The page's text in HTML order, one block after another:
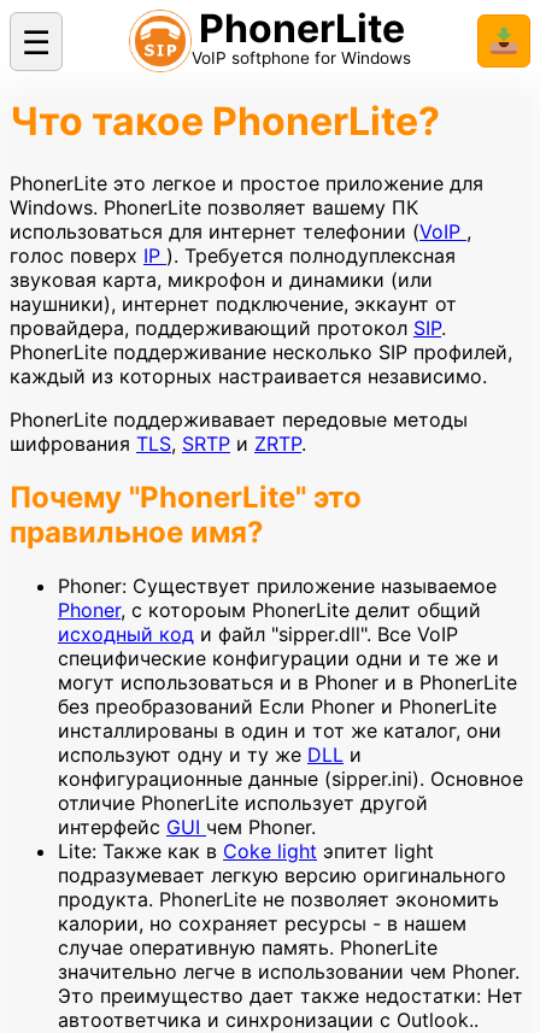
☰ PhonerLite
VoIP softphone for Windows
📥
Что такое PhonerLite?
PhonerLite это легкое и простое приложение для
Windows. PhonerLite позволяет вашему ПК
использоваться для интернет телефонии (VoIP ,
голос поверх IP ). Требуется полнодуплексная
звуковая карта, микрофон и динамики (или
наушники), интернет подключение, эккаунт от
провайдера, поддерживающий протокол SIP.
PhonerLite поддерживание несколько SIP профилей,
каждый из которных настраивается независимо.
PhonerLite поддерживавает передовые методы
шифрования TLS, SRTP и ZRTP.
Почему "PhonerLite" это
правильное имя?
Phoner: Существует приложение называемое
Phoner, с котороым PhonerLite делит общий
исходный код и файл "sipper.dll". Все VoIP
специфические конфигурации одни и те же и
могут использоваться и в Phoner и в PhonerLite
без преобразований Если Phoner и PhonerLite
инсталлированы в один и тот же каталог, они
используют одну и ту же DLL и
конфигурационные данные (sipper.ini). Основное
отличие PhonerLite использует другой
интерфейс GUI чем Phoner.
Lite: Также как в Coke light эпитет light
подразумевает легкую версию оригинального
продукта. PhonerLite не позволяет экономить
калории, но сохраняет ресурсы - в нашем
случае оперативную память. PhonerLite
значительно легче в использовании чем Phoner.
Это преимущество дает также недостатки: Нет
автоответчика и синхронизации с Outlook..